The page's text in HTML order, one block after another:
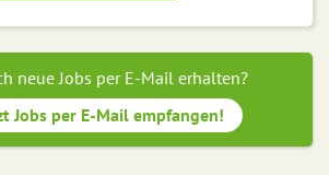
neue Jobs per E-Mail erhalten?
Jobs per E-Mail empfangen!